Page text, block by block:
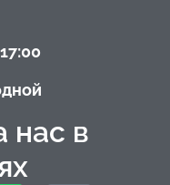
нас в